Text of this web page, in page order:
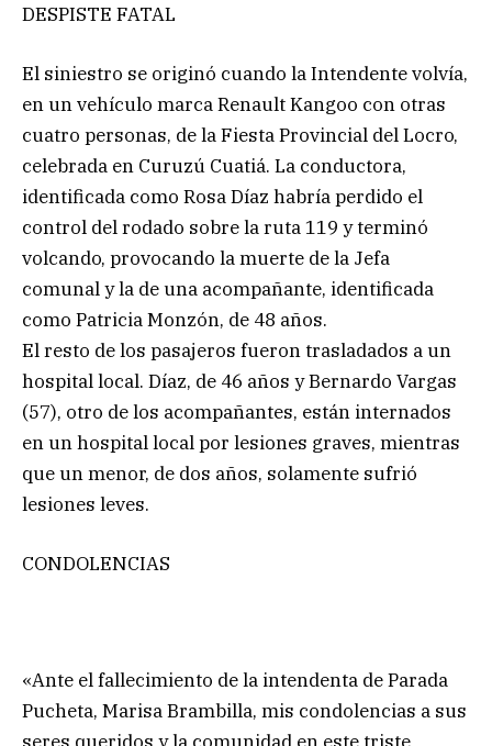
DESPISTE FATAL
El siniestro se originó cuando la Intendente volvía,
en un vehículo marca Renault Kangoo con otras
cuatro personas, de la Fiesta Provincial del Locro,
celebrada en Curuzú Cuatiá. La conductora,
identificada como Rosa Díaz habría perdido el
control del rodado sobre la ruta 119 y terminó
volcando, provocando la muerte de la Jefa
comunal y la de una acompañante, identificada
como Patricia Monzón, de 48 años.
El resto de los pasajeros fueron trasladados a un
hospital local. Díaz, de 46 años y Bernardo Vargas
(57), otro de los acompañantes, están internados
en un hospital local por lesiones graves, mientras
que un menor, de dos años, solamente sufrió
lesiones leves.
CONDOLENCIAS
«Ante el fallecimiento de la intendenta de Parada
Pucheta, Marisa Brambilla, mis condolencias a sus